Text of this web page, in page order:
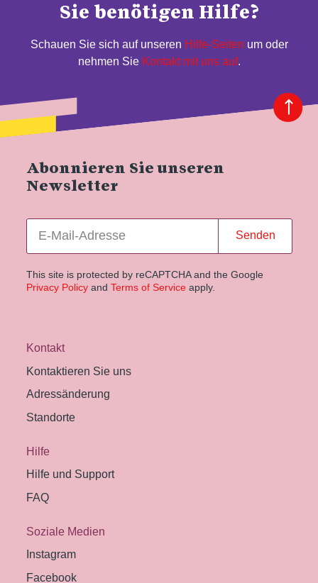
Sie benötigen Hilfe?
Schauen Sie sich auf unseren Hilfe-Seiten um oder
nehmen Sie Kontakt mit uns auf.
Abonnieren Sie unseren
Newsletter
Senden
This site is protected by reCAPTCHA and the Google
Privacy Policyand Terms of Service apply.
Kontakt
Kontaktieren Sie uns
Adressänderung
Standorte
Hilfe
Hilfe und Support
FAQ
Soziale Medien
Instagram
Facebook